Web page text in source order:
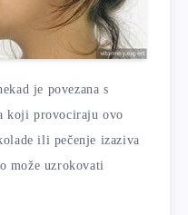
je povezana s
koji provociraju ovo
ili pečenje izaziva
može uzrokovati